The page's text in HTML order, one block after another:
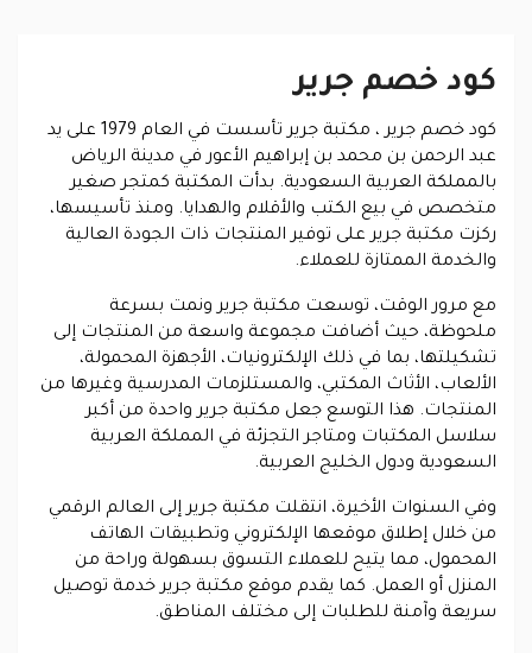
كود خصم جرير
كود خصم جرير ، مكتبة جرير تأسست في العام 1979 على يد
عبد الرحمن بن محمد بن إبراهيم الأعور في مدينة الرياض
بالمملكة العربية السعودية. بدأت المكتبة كمتجر صغير
متخصص في بيع الكتب والأقلام والهدايا. ومنذ تأسيسها،
ركزت مكتبة جرير على توفير المنتجات ذات الجودة العالية
والخدمة الممتازة للعملاء.
مع مرور الوقت، توسعت مكتبة جرير ونمت بسرعة
ملحوظة، حيث أضافت مجموعة واسعة من المنتجات إلى
تشكيلتها، بما في ذلك الإلكترونيات، الأجهزة المحمولة،
الألعاب، الأثاث المكتبي، والمستلزمات المدرسية وغيرها من
المنتجات. هذا التوسع جعل مكتبة جرير واحدة من أكبر
سلاسل المكتبات ومتاجر التجزئة في المملكة العربية
السعودية ودول الخليج العربية.
وفي السنوات الأخيرة، انتقلت مكتبة جرير إلى العالم الرقمي
من خلال إطلاق موقعها الإلكتروني وتطبيقات الهاتف
المحمول، مما يتيح للعملاء التسوق بسهولة وراحة من
المنزل أو العمل. كما يقدم موقع مكتبة جرير خدمة توصيل
سريعة وآمنة للطلبات إلى مختلف المناطق.